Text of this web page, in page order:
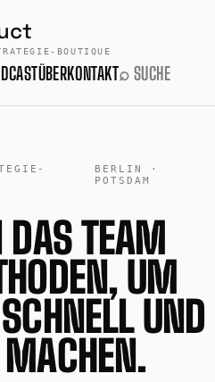
BOUTIQUE
ÜBERKONTAKT⌕ SUCHE
BERLIN ·
POTSDAM
DAS TEAM
UM
SCHNELL UND